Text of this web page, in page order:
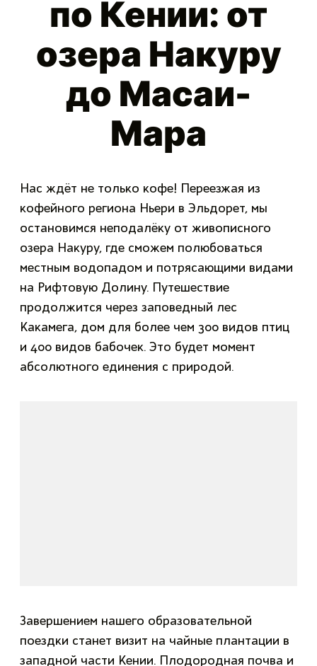
по Кении: от
озера Накуру
до Масаи-
Мара
Нас ждёт не только кофе! Переезжая из
кофейного региона Ньери в Эльдорет, мы
остановимся неподалёку от живописного
озера Накуру, где сможем полюбоваться
местным водопадом и потрясающими видами
на Рифтовую Долину. Путешествие
продолжится через заповедный лес
Какамега, дом для более чем 300 видов птиц
и 400 видов бабочек. Это будет момент
абсолютного единения с природой.
Завершением нашего образовательной
поездки станет визит на чайные плантации в
западной части Кении. Плодородная почва и